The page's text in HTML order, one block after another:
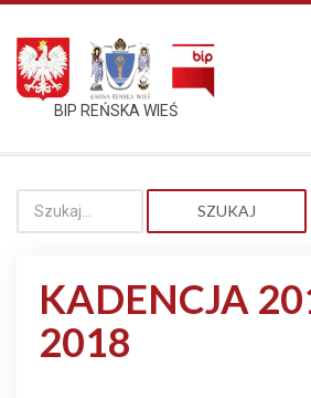
BIP REŃSKA WIEŚ
SZUKAJ
KADENCJA
2018